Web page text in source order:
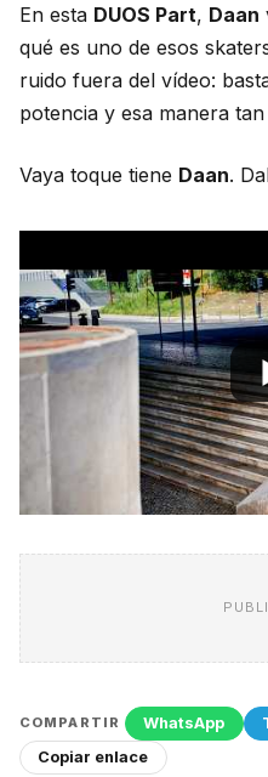
En esta DUOS Part, Daan
qué es uno de esos
ruido fuera del vídeo:
potencia y esa manera
Vaya toque tiene Daan.
COMPARTIR WhatsApp
Copiar enlace